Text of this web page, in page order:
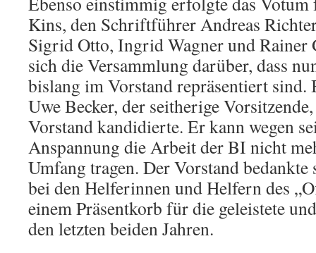
Kins, den Schriftführer Andreas
Sigrid Otto, Ingrid Wagner und Rainer
sich die Versammlung darüber, dass
bislang im Vorstand repräsentiert sind.
Uwe Becker, der seitherige
Vorstand kandidierte. Er kann wegen
Anspannung die Arbeit der BI nicht
Umfang tragen. Der Vorstand
bei den Helferinnen und Helfern des
einem Präsentkorb für die geleistete
den letzten beiden Jahren.